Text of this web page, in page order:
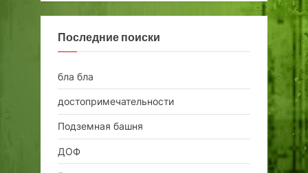
Последние поиски
бла бла
достопримечательности
Подземная башня
ДОФ